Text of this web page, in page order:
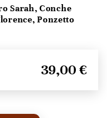
Sarah, Conche
Ponzetto
39,00 €